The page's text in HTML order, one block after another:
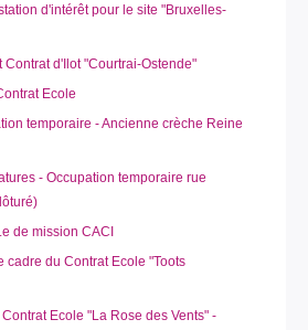
d'intérêt pour le site "Bruxelles-
Contrat d'Ilot "Courtrai-Ostende"
Ecole
temporaire - Ancienne crèche Reine
- Occupation temporaire rue
de mission CACI
cadre du Contrat Ecole "Toots
Ecole "La Rose des Vents" -